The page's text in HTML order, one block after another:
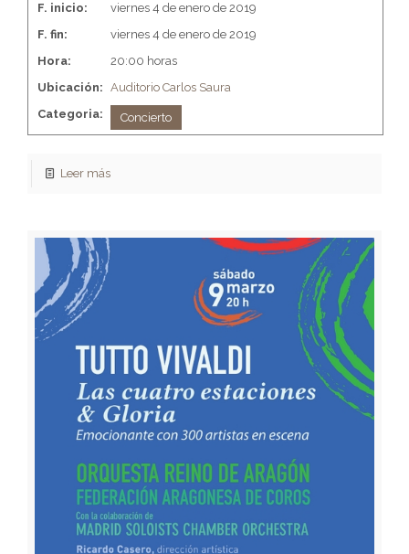
F. inicio:
viernes 4 de enero de 2019
F. fin:
viernes 4 de enero de 2019
Hora:
20:00 horas
Ubicación: Auditorio Carlos Saura
Categoria:
Concierto
Leer más